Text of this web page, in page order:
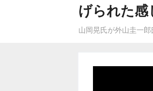
げられた感
山岡晃氏が外山圭一